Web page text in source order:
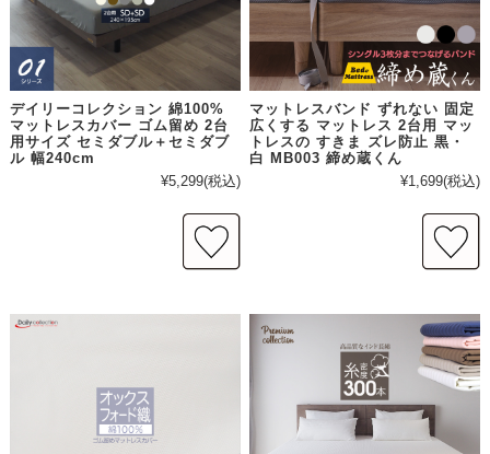
デイリーコレクション 綿100%
マットレスカバー ゴム留め 2台
用サイズ セミダブル＋セミダブ
ル 幅240cm
¥5,299(税込)
マットレスバンド ずれない 固定
広くする マットレス 2台用 マッ
トレスの すきま ズレ防止 黒・
白 MB003 締め蔵くん
¥1,699(税込)